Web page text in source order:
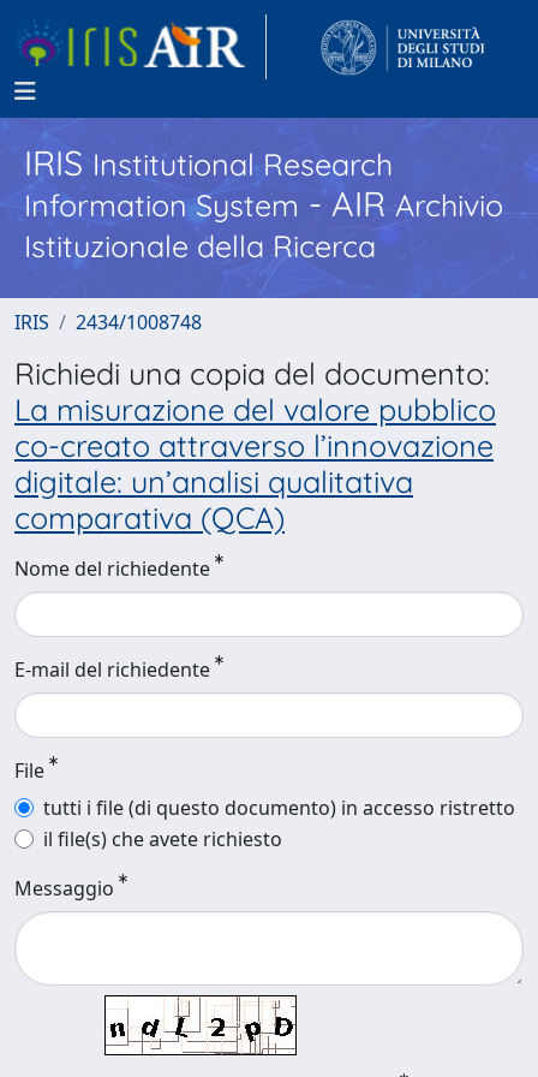
IRISInstitutional Research
Information System - AIR Archivio
Istituzionale della Ricerca
IRIS 2434/1008748
Richiedi una copia del documento:
La misurazione del valore pubblico
co-creato attraverso l’innovazione
digitale: un’analisi qualitativa
comparativa (QCA)
Nome del richiedente
E-mail del richiedente
File
tutti i file (di questo documento) in accesso ristretto
il file(s) che avete richiesto
Messaggio